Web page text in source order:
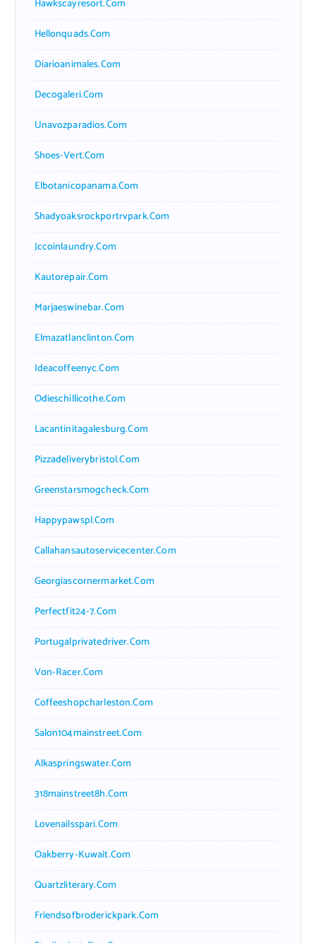
Hawkscayresort.com
Hellonquads.com
Diarioanimales.com
Decogaleri.com
Unavozparadios.com
Shoes-Vert.com
Elbotanicopanama.com
Shadyoaksrockportrvpark.com
Jccoinlaundry.com
Kautorepair.com
Marjaeswinebar.com
Elmazatlanclinton.com
Ideacoffeenyc.com
Odieschillicothe.com
Lacantinitagalesburg.com
Pizzadeliverybristol.com
Greenstarsmogcheck.com
Happypawspl.com
Callahansautoservicecenter.com
Georgiascornermarket.com
Perfectfit24-7.com
Portugalprivatedriver.com
Von-Racer.com
Coffeeshopcharleston.com
Salon104mainstreet.com
Alkaspringswater.com
318mainstreet8h.com
Lovenailsspari.com
Oakberry-Kuwait.com
Quartzliterary.com
Friendsofbroderickpark.com